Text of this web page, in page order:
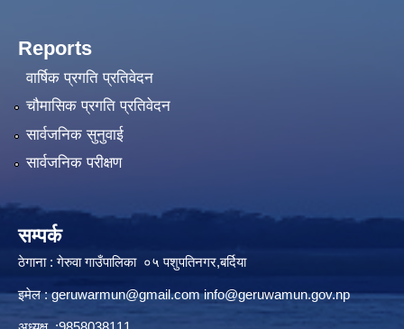
Reports
वार्षिक प्रगति प्रतिवेदन
चौमासिक प्रगति प्रतिवेदन
सार्वजनिक सुनुवाई
सार्वजनिक परीक्षण
सम्पर्क
ठेगाना : गेरुवा गाउँपालिका ०५ पशुपतिनगर,बर्दिया
इमेल :geruwarmun@gmail.com info@geruwamun.gov.np